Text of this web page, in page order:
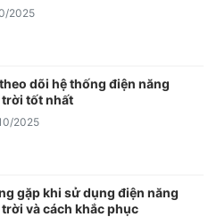
2025
dõi hệ thống điện năng
tốt nhất
2025
gặp khi sử dụng điện năng
và cách khắc phục